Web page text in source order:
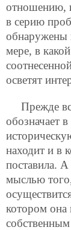
отношению,
в серию
обнаружены
мере, в
осветят
Прежде
обозначает
находит и в
поставила.
мыслью
котором она